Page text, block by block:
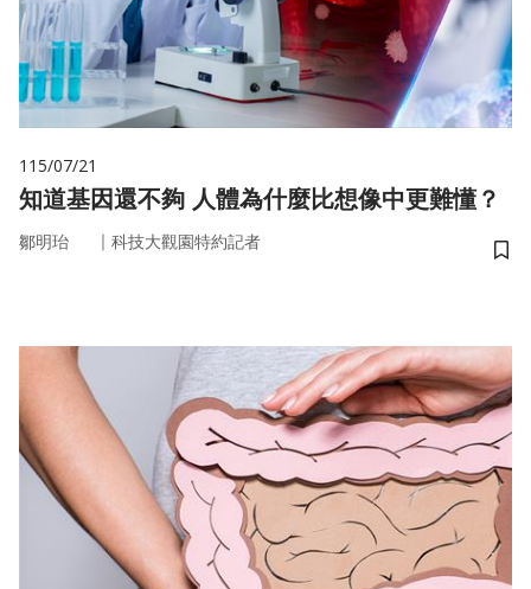
115/07/21
知道基因還不夠 人體為什麼比想像中更難懂？
鄒明珆 ｜ 科技大觀園特約記者
儲